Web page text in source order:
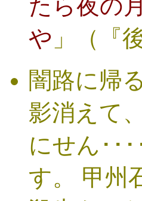
たら夜の
や 」（『
闇路に帰る
影消えて
にせん･･
す。 甲州